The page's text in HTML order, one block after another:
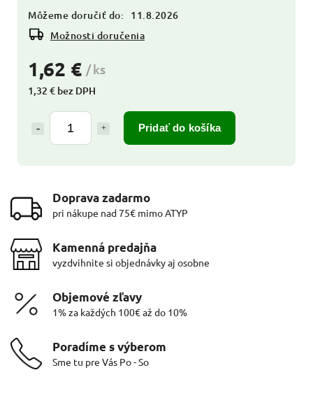
1,62 € / ks
1,32 € bez DPH
Pridať do košíka
Môžeme doručiť do:
11.8.2026
Možnosti doručenia
Doprava zadarmo
pri nákupe nad 75€ mimo ATYP
Kamenná predajňa
vyzdvihnite si objednávky aj osobne
Objemové zľavy
1% za každých 100€ až do 10%
Poradíme s výberom
Sme tu pre Vás Po - So